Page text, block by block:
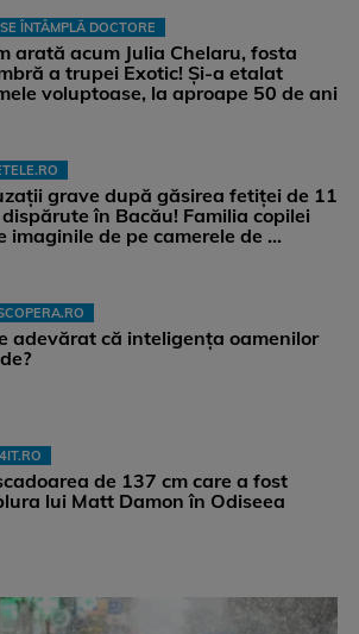
ÎNTÂMPLĂ DOCTORE
arată acum Julia Chelaru, fosta
a trupei Exotic! Și-a etalat
voluptoase, la aproape 50 de ani
grave după găsirea fetiței de 11
în Bacău! Familia copilei
imaginile de pe camerele de ...
adevărat că inteligența oamenilor
de 137 cm care a fost
lui Matt Damon în Odiseea